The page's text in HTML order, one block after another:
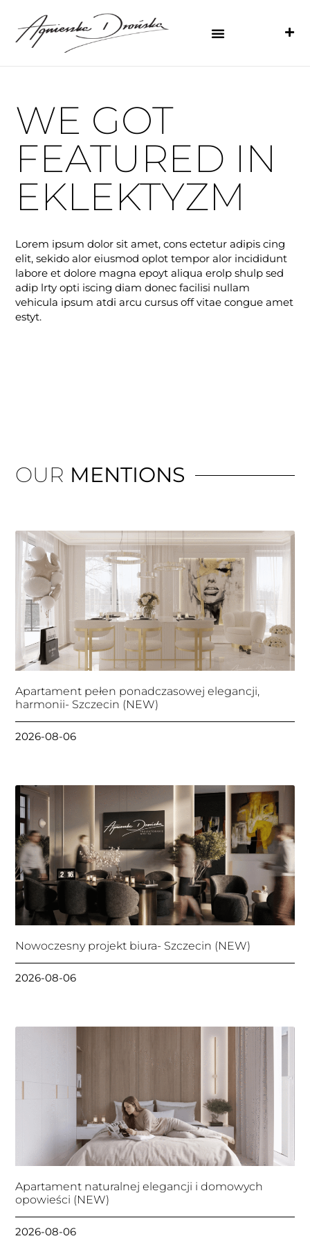
WE GOT
FEATURED IN
EKLEKTYZM
Lorem ipsum dolor sit amet, cons ectetur adipis cing
elit, sekido alor eiusmod oplot tempor alor incididunt
labore et dolore magna epoyt aliqua erolp shulp sed
adip lrty opti iscing diam donec facilisi nullam
vehicula ipsum atdi arcu cursus off vitae congue amet
estyt.
OUR MENTIONS
Apartament pełen ponadczasowej elegancji,
harmonii- Szczecin (NEW)
2026-08-06
Nowoczesny projekt biura- Szczecin (NEW)
2026-08-06
Apartament naturalnej elegancji i domowych
opowieści (NEW)
2026-08-06